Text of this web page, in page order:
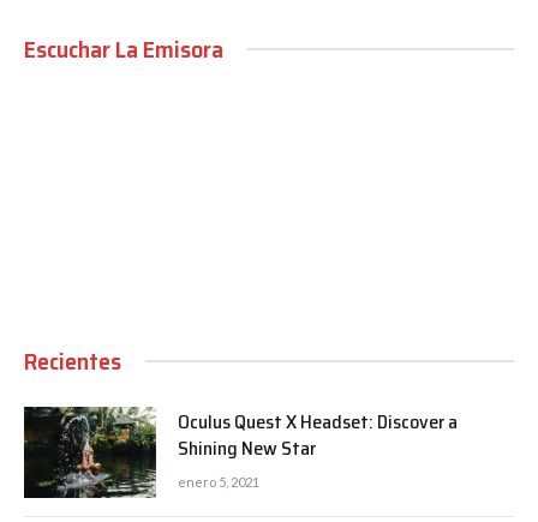
Escuchar La Emisora
Recientes
Oculus Quest X Headset: Discover a
Shining New Star
enero 5, 2021